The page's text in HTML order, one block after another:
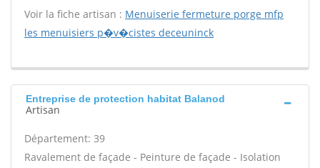
Voir la fiche artisan : Menuiserie fermeture porge mfp
les menuisiers p�v�cistes deceuninck
Entreprise de protection habitat Balanod
Artisan
Département: 39
Ravalement de façade - Peinture de façade - Isolation